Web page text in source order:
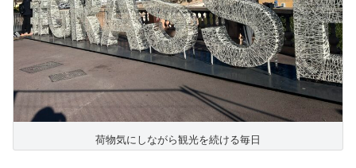
荷物気にしながら観光を続ける毎日